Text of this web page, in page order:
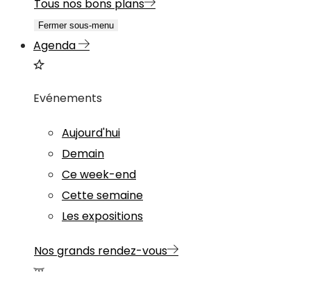
Tous nos bons plans
Fermer sous-menu
Agenda
Evénements
Aujourd'hui
Demain
Ce week-end
Cette semaine
Les expositions
Nos grands rendez-vous